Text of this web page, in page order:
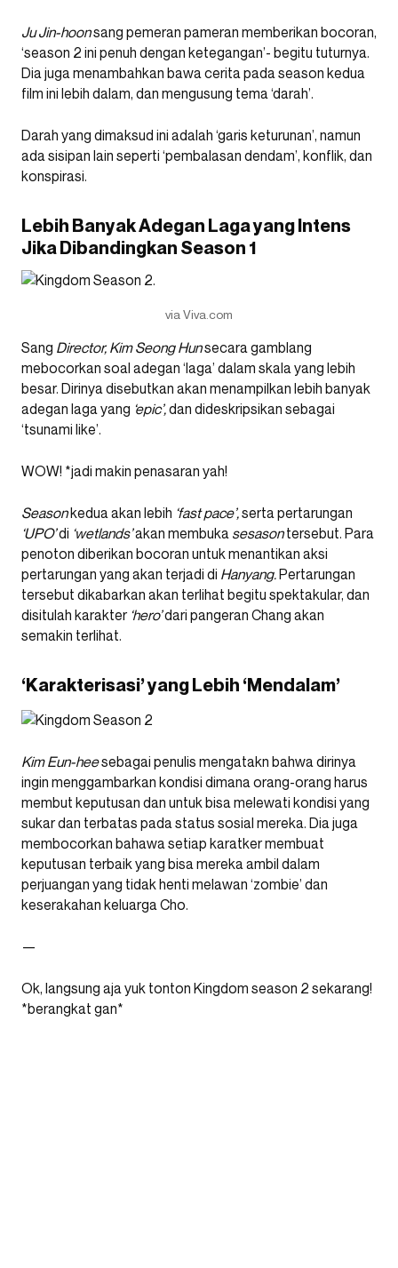
Ju Jin-hoonsang pemeran pameran memberikan bocoran,
‘season 2 ini penuh dengan ketegangan’- begitu tuturnya.
Dia juga menambahkan bawa cerita pada season kedua
film ini lebih dalam, dan mengusung tema ‘darah’.
Darah yang dimaksud ini adalah ‘garis keturunan’, namun
ada sisipan lain seperti ‘pembalasan dendam’, konflik, dan
konspirasi.
Lebih Banyak Adegan Laga yang Intens
Jika Dibandingkan Season 1
via Viva.com
Sang Director, Kim Seong Hunsecara gamblang
mebocorkan soal adegan ‘laga’ dalam skala yang lebih
besar. Dirinya disebutkan akan menampilkan lebih banyak
adegan laga yang ‘epic’,dan dideskripsikan sebagai
‘tsunami like’.
WOW! *jadi makin penasaran yah!
Seasonkedua akan lebih ‘fast pace’,serta pertarungan
‘UPO’di ‘wetlands’akan membuka sesasontersebut. Para
penoton diberikan bocoran untuk menantikan aksi
pertarungan yang akan terjadi di Hanyang.Pertarungan
tersebut dikabarkan akan terlihat begitu spektakular, dan
disitulah karakter ‘hero’dari pangeran Chang akan
semakin terlihat.
‘Karakterisasi’ yang Lebih ‘Mendalam’
Kim Eun-heesebagai penulis mengatakn bahwa dirinya
ingin menggambarkan kondisi dimana orang-orang harus
membut keputusan dan untuk bisa melewati kondisi yang
sukar dan terbatas pada status sosial mereka. Dia juga
membocorkan bahawa setiap karatker membuat
keputusan terbaik yang bisa mereka ambil dalam
perjuangan yang tidak henti melawan ‘zombie’ dan
keserakahan keluarga Cho.
—
Ok, langsung aja yuk tonton Kingdom season 2 sekarang!
*berangkat gan*